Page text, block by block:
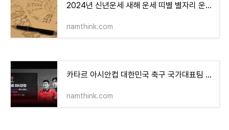
2024년 신년운세 새해 운세 띠별 별자리 운세 무료 운세 모니모 운신
namthink.com
카타르 아시안컵 대한민국 축구 국가대표팀 경기 일정 조편성 중계 채널
namthink.com